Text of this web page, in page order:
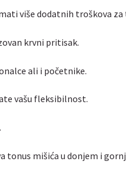
više dodatnih troškova
krvni pritisak.
ali i početnike.
vašu fleksibilnost.
tonus mišića u donjem i